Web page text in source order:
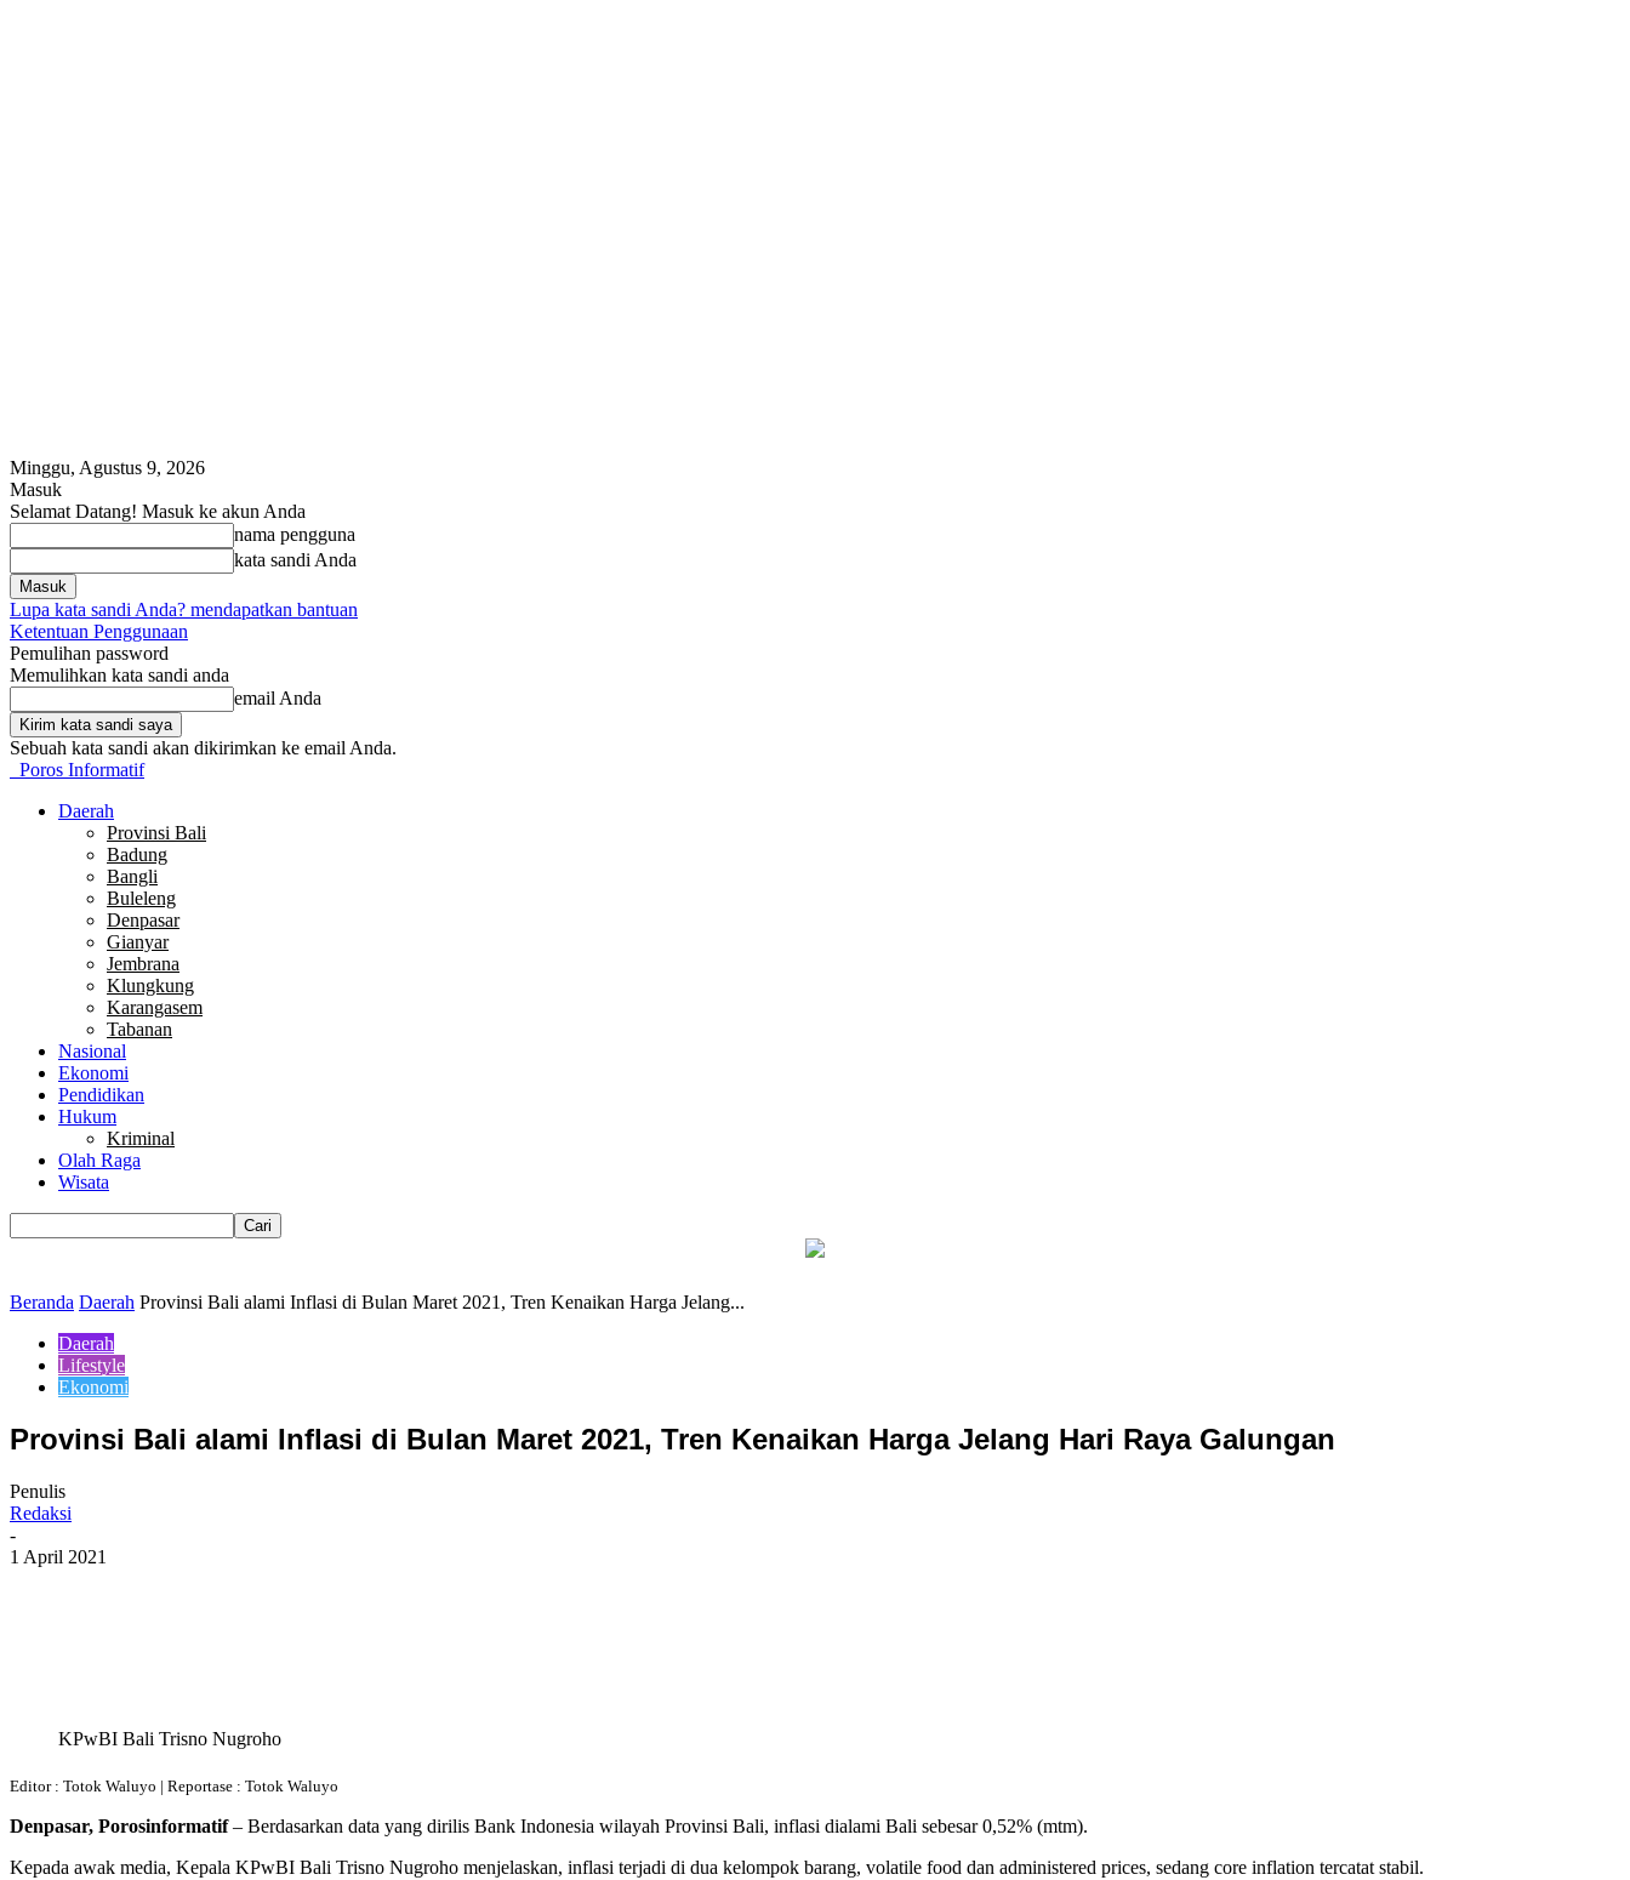
Minggu, Agustus 9, 2026
Masuk
Selamat Datang! Masuk ke akun Anda
nama pengguna
kata sandi Anda
Lupa kata sandi Anda? mendapatkan bantuan
Ketentuan Penggunaan
Pemulihan password
Memulihkan kata sandi anda
email Anda
Sebuah kata sandi akan dikirimkan ke email Anda.
Poros Informatif
Daerah
Provinsi Bali
Badung
Bangli
Buleleng
Denpasar
Gianyar
Jembrana
Klungkung
Karangasem
Tabanan
Nasional
Ekonomi
Pendidikan
Hukum
Kriminal
Olah Raga
Wisata
Beranda Daerah Provinsi Bali alami Inflasi di Bulan Maret 2021, Tren Kenaikan Harga Jelang...
Daerah
Lifestyle
Ekonomi
Provinsi Bali alami Inflasi di Bulan Maret 2021, Tren Kenaikan Harga Jelang Hari Raya Galungan
Penulis
Redaksi
-
1 April 2021
KPwBI Bali Trisno Nugroho
Editor : Totok Waluyo | Reportase : Totok Waluyo
Denpasar, Porosinformatif– Berdasarkan data yang dirilis Bank Indonesia wilayah Provinsi Bali, inflasi dialami Bali sebesar 0,52% (mtm).
Kepada awak media, Kepala KPwBI Bali Trisno Nugroho menjelaskan, inflasi terjadi di dua kelompok barang, volatile food dan administered prices, sedang core inflation tercatat stabil.